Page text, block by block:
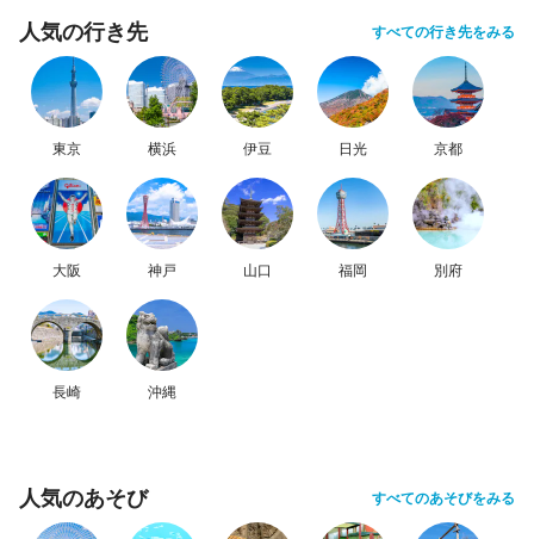
人気の行き先 すべての行き先をみる
東京 横浜 伊豆 日光 京都
大阪 神戸 山口 福岡 別府
長崎 沖縄
人気のあそび すべてのあそびをみる